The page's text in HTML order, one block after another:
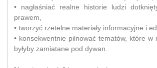
• nagłaśniać realne historie ludzi
prawem,
• tworzyć rzetelne materiały informacyjne i
• konsekwentnie pilnować tematów, które w
byłyby zamiatane pod dywan.